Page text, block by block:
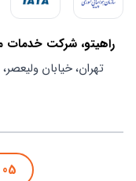
راهیتو، شرکت خدمات
تهران، خیابان
05